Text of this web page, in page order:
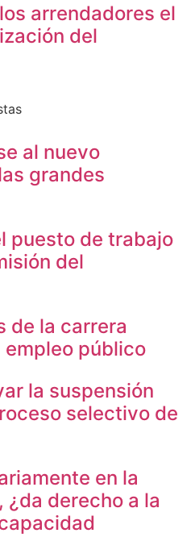
arrendadores el
del
al nuevo
grandes
puesto de trabajo
del
de la carrera
empleo público
la suspensión
selectivo de
en la
derecho a la